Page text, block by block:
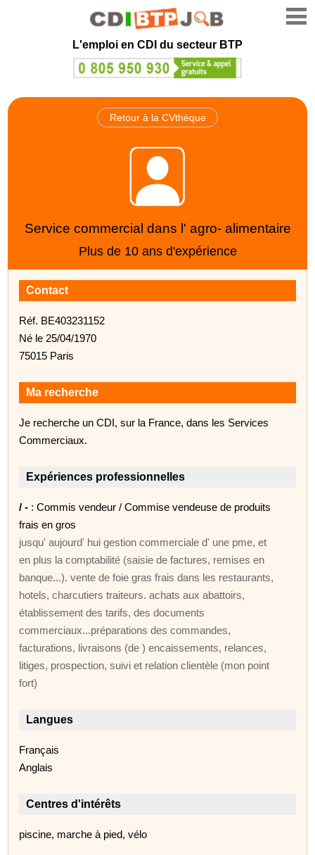
L'emploi en CDI du secteur BTP
Retour à la CVthèque
Service commercial dans l' agro- alimentaire
Plus de 10 ans d'expérience
Contact
Réf. BE403231152
Né le 25/04/1970
75015 Paris
Ma recherche
Je recherche un CDI, sur la France, dans les Services
Commerciaux.
Expériences professionnelles
/ - : Commis vendeur / Commise vendeuse de produits
frais en gros
jusqu' aujourd' hui gestion commerciale d' une pme, et
en plus la comptabilité (saisie de factures, remises en
banque...). vente de foie gras frais dans les restaurants,
hotels, charcutiers traiteurs. achats aux abattoirs,
établissement des tarifs, des documents
commerciaux...préparations des commandes,
facturations, livraisons (de ) encaissements, relances,
litiges, prospection, suivi et relation clientèle (mon point
fort)
Langues
Français
Anglais
Centres d'intérêts
piscine, marche à pied, vélo